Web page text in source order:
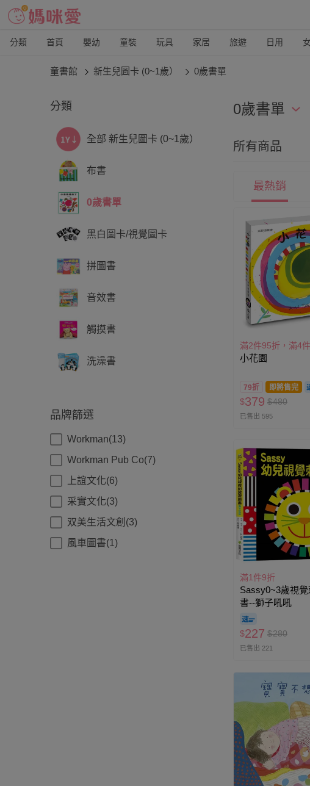
分類 首頁 嬰幼 童裝 玩具 家居 旅遊 日用
童書館 新生兒圖卡 (0~1歲） 0歲書單
分類
全部 新生兒圖卡 (0~1歲）
布書
0歲書單
黑白圖卡/視覺圖卡
拼圖書
音效書
觸摸書
洗澡書
品牌篩選
Workman(13)
Workman Pub Co(7)
上誼文化(6)
采實文化(3)
双美生活文創(3)
風車圖書(1)
0歲書單
跟幼兒共讀一
動！
所有商品
最熱銷
滿2件95折，滿4
小花園
79折 即將售完
$379 $480
已售出 595
滿1件9折
Sassy0~3歲視
書--獅子吼吼
$227 $280
已售出 221